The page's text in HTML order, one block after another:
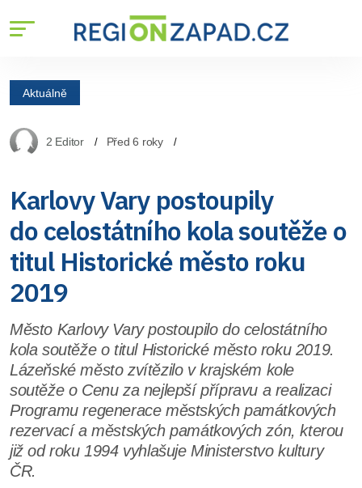
Aktuálně
2 Editor Před 6 roky
Karlovy Vary postoupily
do celostátního kola soutěže o
titul Historické město roku
2019
Město Karlovy Vary postoupilo do celostátního
kola soutěže o titul Historické město roku 2019.
Lázeňské město zvítězilo v krajském kole
soutěže o Cenu za nejlepší přípravu a realizaci
Programu regenerace městských památkových
rezervací a městských památkových zón, kterou
již od roku 1994 vyhlašuje Ministerstvo kultury
ČR.